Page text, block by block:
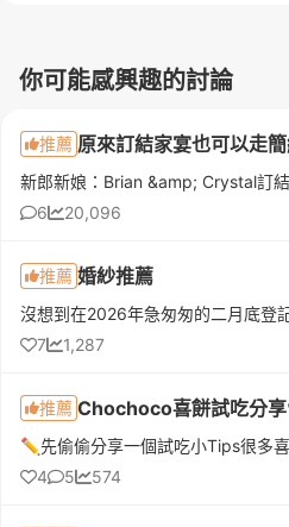
你可能感興趣的討論
推薦
6
20,096
推薦 婚紗推薦
7
1,287
推薦
4
5 574